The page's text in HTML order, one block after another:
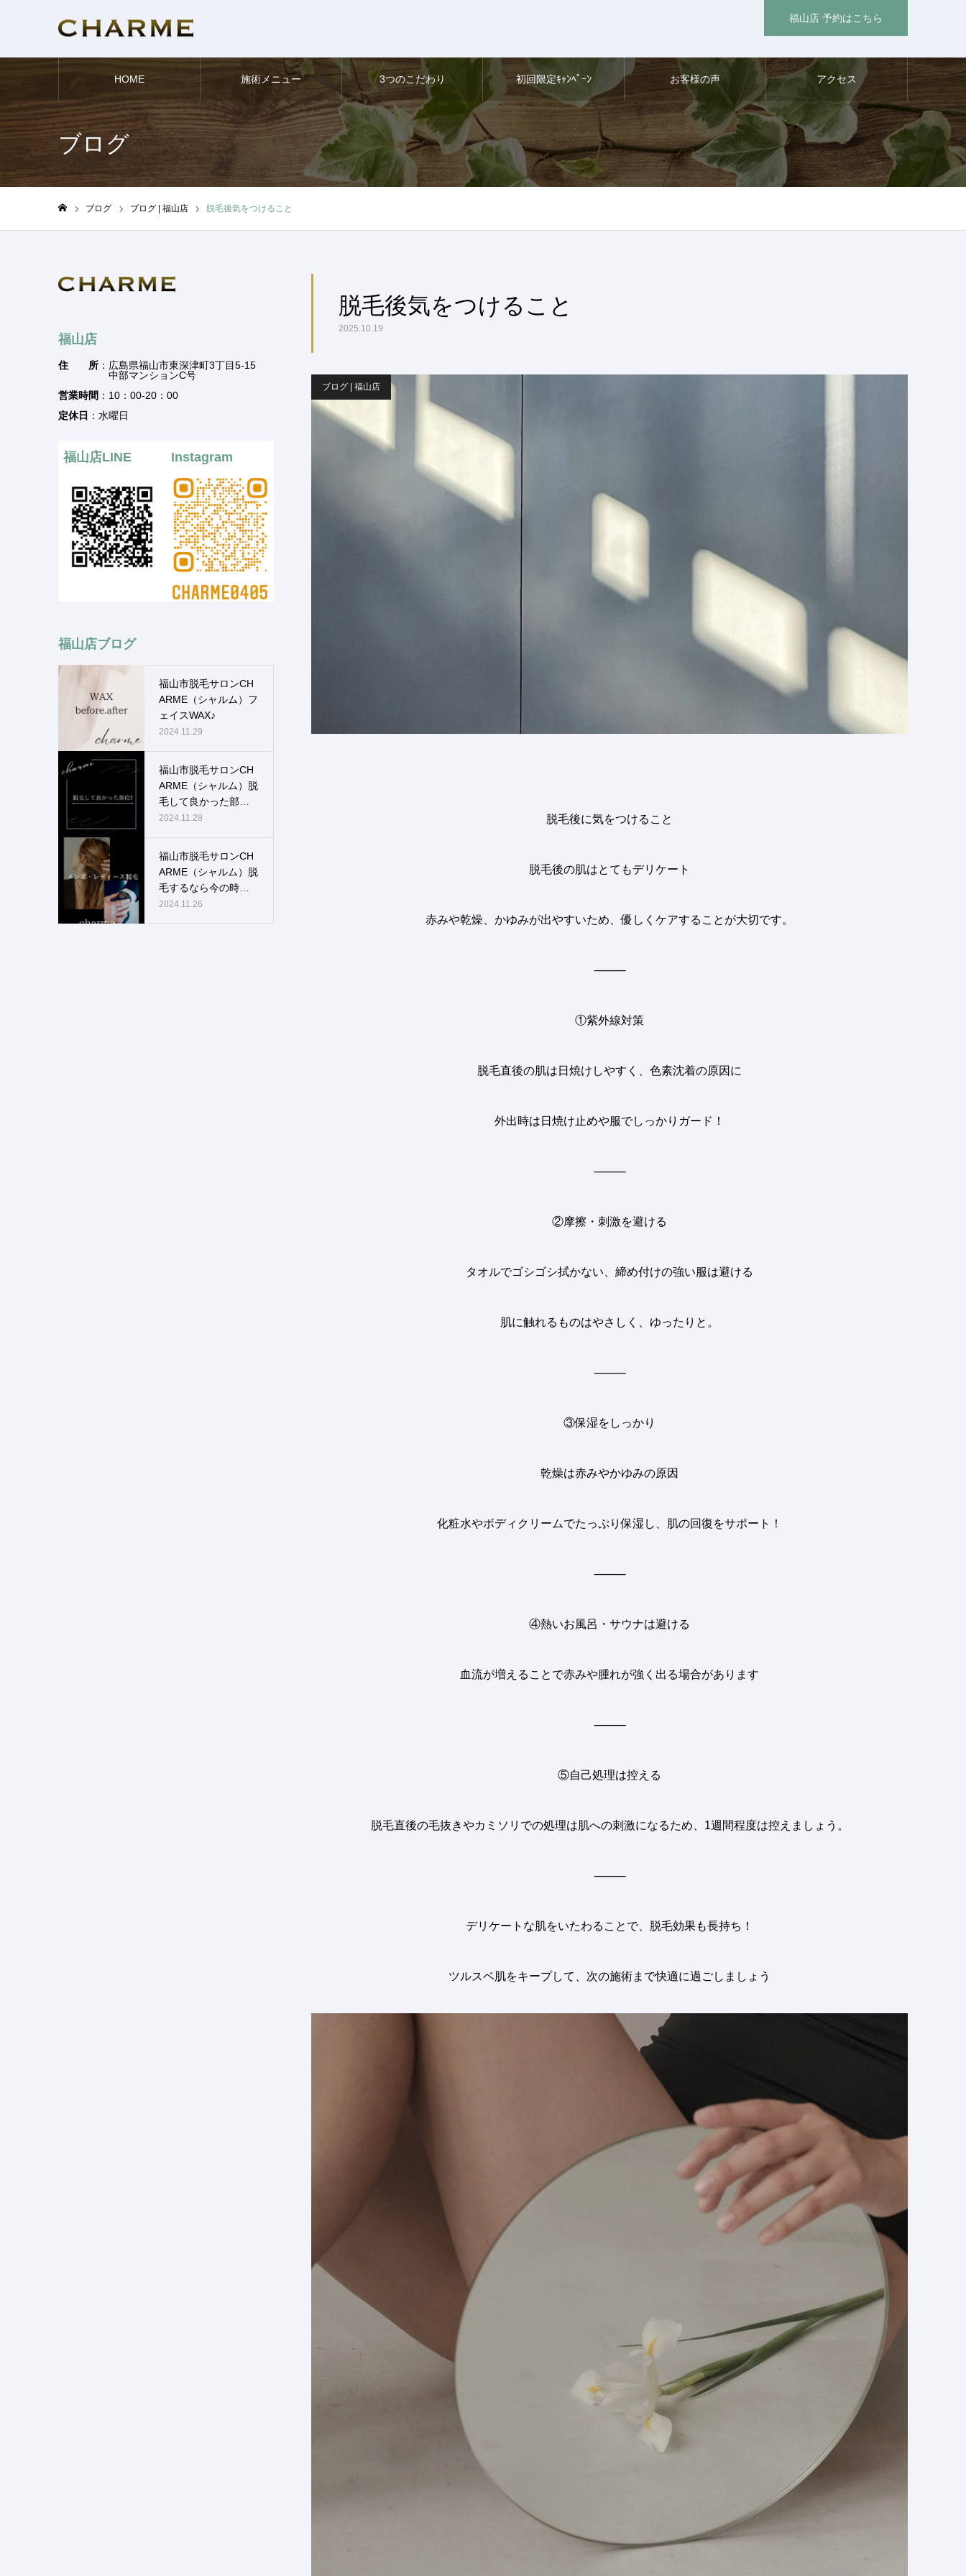
福山店 予約はこちら
HOME 施術メニュー 3つのこだわり 初回限定ｷｬﾝﾍﾟｰﾝ お客様の声 アクセス
ブログ
ブログ ブログ | 福山店 脱毛後気をつけること
脱毛後気をつけること
2025.10.19
ブログ | 福山店
脱毛後に気をつけること
脱毛後の肌はとてもデリケート
赤みや乾燥、かゆみが出やすいため、優しくケアすることが大切です。
⸻
①紫外線対策
脱毛直後の肌は日焼けしやすく、色素沈着の原因に
外出時は日焼け止めや服でしっかりガード！
⸻
②摩擦・刺激を避ける
タオルでゴシゴシ拭かない、締め付けの強い服は避ける
肌に触れるものはやさしく、ゆったりと。
⸻
③保湿をしっかり
乾燥は赤みやかゆみの原因
化粧水やボディクリームでたっぷり保湿し、肌の回復をサポート！
⸻
④熱いお風呂・サウナは避ける
血流が増えることで赤みや腫れが強く出る場合があります
⸻
⑤自己処理は控える
脱毛直後の毛抜きやカミソリでの処理は肌への刺激になるため、1週間程度は控えましょう。
⸻
デリケートな肌をいたわることで、脱毛効果も長持ち！
ツルスベ肌をキープして、次の施術まで快適に過ごしましょう
福山店
住 所 ：広島県福山市東深津町3丁目5-15
中部マンションC号
営業時間 ：10：00-20：00
定休日 ：水曜日
福山店LINE Instagram
福山店ブログ
福山市脱毛サロンCH
ARME（シャルム）フ
ェイスWAX♪
2024.11.29
福山市脱毛サロンCH
ARME（シャルム）脱
毛して良かった部
位！！
2024.11.28
福山市脱毛サロンCH
ARME（シャルム）脱
毛するなら今の時
期！！
2024.11.26